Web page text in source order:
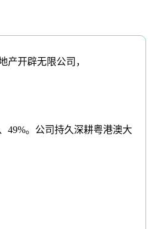
开辟无限公司，
49%。公司持久深耕粤港澳大